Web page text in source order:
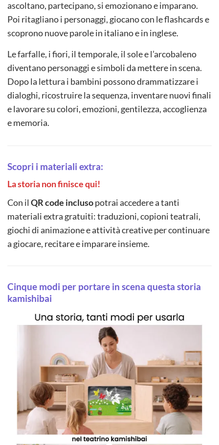
ascoltano, partecipano, si emozionano e imparano.
Poi ritagliano i personaggi, giocano con le flashcards e
scoprono nuove parole in italiano e in inglese.
Le farfalle, i fiori, il temporale, il sole e l’arcobaleno
diventano personaggi e simboli da mettere in scena.
Dopo la lettura i bambini possono drammatizzare i
dialoghi, ricostruire la sequenza, inventare nuovi finali
e lavorare su colori, emozioni, gentilezza, accoglienza
e memoria.
Scopri i materiali extra:
La storia non finisce qui!
Con il QR code inclusopotrai accedere a tanti
materiali extra gratuiti: traduzioni, copioni teatrali,
giochi di animazione e attività creative per continuare
a giocare, recitare e imparare insieme.
Cinque modi per portare in scena questa storia
kamishibai